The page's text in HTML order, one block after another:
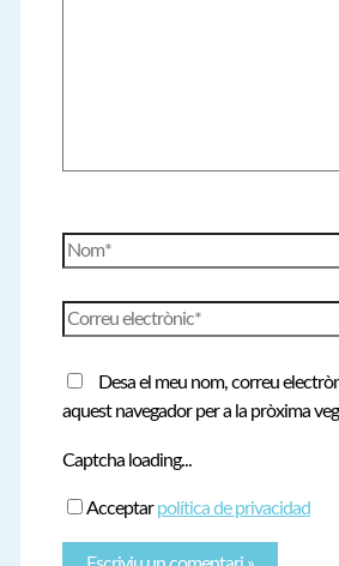
Nom*
Correu
electrònic*
Desa el meu nom, correu
aquest navegador per a la pròxima
Captcha loading...
Acceptarpolítica de privacidad